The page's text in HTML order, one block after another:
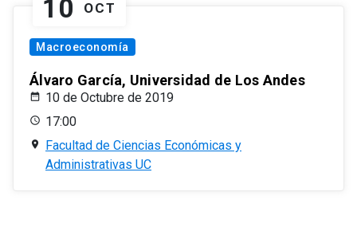
10 OCT
Macroeconomía
Álvaro García, Universidad de Los Andes
10 de Octubre de 2019
17:00
Facultad de Ciencias Económicas y
Administrativas UC